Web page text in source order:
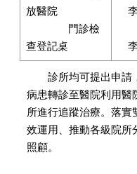
放醫院
門診檢
查登記桌
李
李
診所均可提出申請
病患轉診至醫院利用醫
所進行追蹤治療。落
效運用、推動各級院所
照顧。